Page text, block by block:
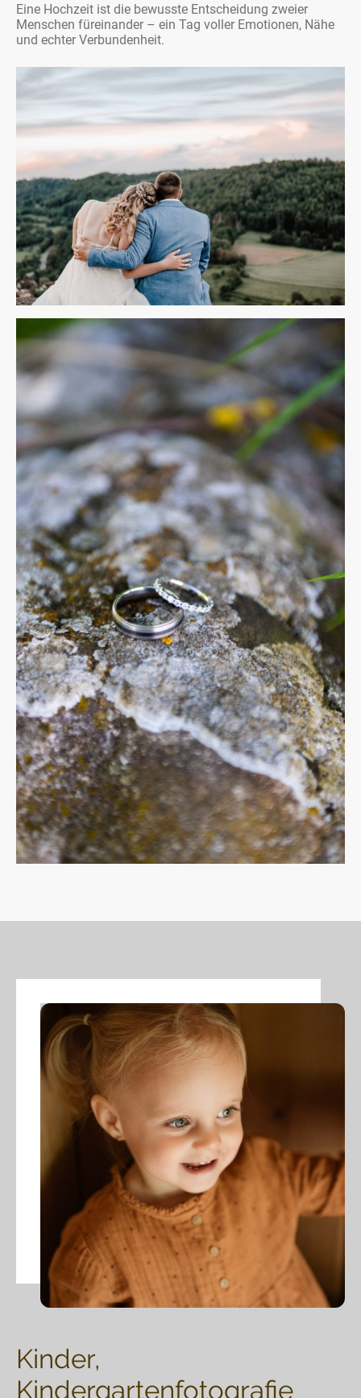
Eine Hochzeit ist die bewusste Entscheidung zweier
Menschen füreinander – ein Tag voller Emotionen, Nähe
und echter Verbundenheit.
Kinder,
Kindergartenfotografie